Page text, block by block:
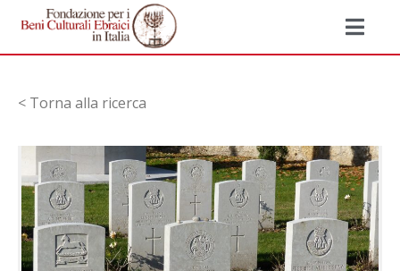
< Torna alla ricerca